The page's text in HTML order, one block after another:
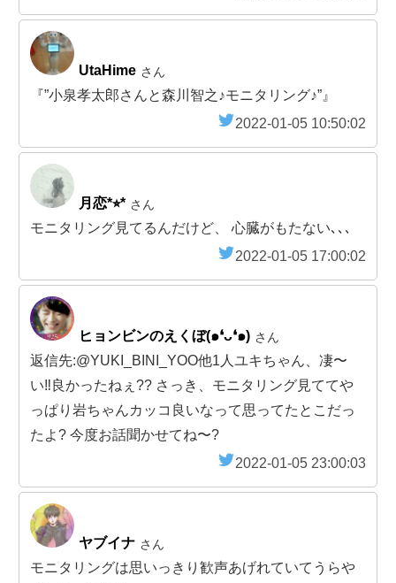
UtaHime さん
『”小泉孝太郎さんと森川智之♪モニタリング♪”』
2022-01-05 10:50:02
月恋*⭐︎* さん
モニタリング見てるんだけど、 心臓がもたない､､､
2022-01-05 17:00:02
ヒョンビンのえくぼ(๑❛ᴗ❛๑) さん
返信先:@YUKI_BINI_YOO他1人ユキちゃん、凄〜
い‼️良かったねぇ?? さっき、モニタリング見ててや
っぱり岩ちゃんカッコ良いなって思ってたとこだっ
たよ? 今度お話聞かせてね〜?
2022-01-05 23:00:03
ヤブイナ さん
モニタリングは思いっきり歓声あげれていてうらや